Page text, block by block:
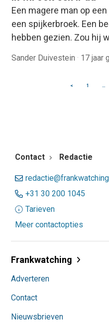
Een magere man op
een spijkerbroek. Een
hebben gezien. Zou hij
Sander Duivestein · 17 jaar
< 1
Contact Redactie
+31 30 200 1045
Tarieven
Meer contactopties
Frankwatching
Adverteren
Contact
Nieuwsbrieven